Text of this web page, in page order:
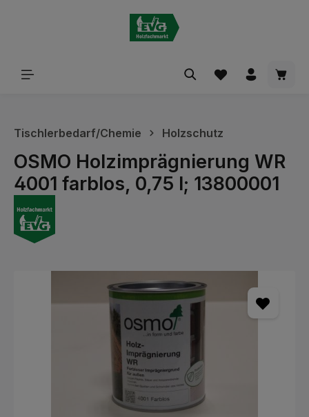
Tischlerbedarf/Chemie Holzschutz
OSMO Holzimprägnierung WR
4001 farblos, 0,75 l; 13800001